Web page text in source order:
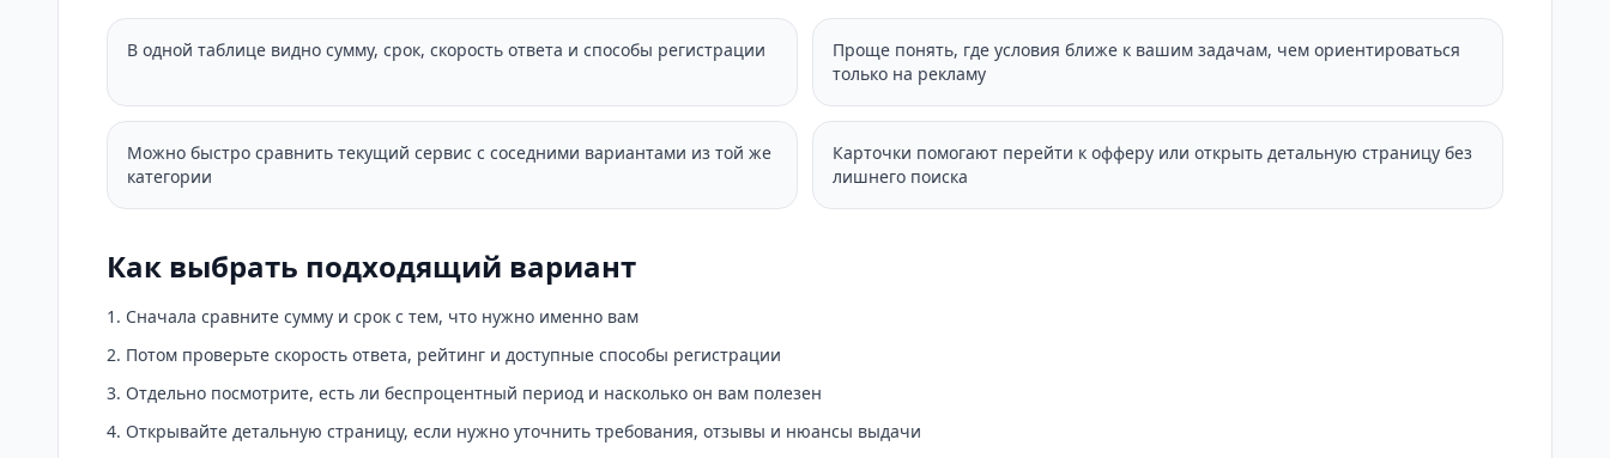
В одной таблице видно сумму, срок, скорость ответа и способы регистрации
Проще понять, где условия ближе к вашим задачам, чем ориентироваться
только на рекламу
Можно быстро сравнить текущий сервис с соседними вариантами из той же
категории
Карточки помогают перейти к офферу или открыть детальную страницу без
лишнего поиска
Как выбрать подходящий вариант
Сначала сравните сумму и срок с тем, что нужно именно вам
Потом проверьте скорость ответа, рейтинг и доступные способы регистрации
Отдельно посмотрите, есть ли беспроцентный период и насколько он вам полезен
Открывайте детальную страницу, если нужно уточнить требования, отзывы и нюансы выдачи